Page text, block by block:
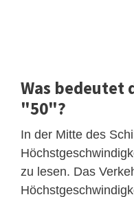
Was bedeutet
"50"?
In der Mitte des
zu lesen. Das